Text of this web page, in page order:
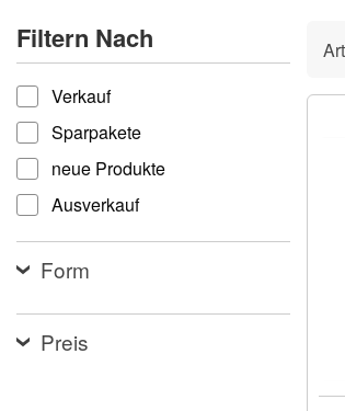
Barrierefreiheitssystem.
Drücken
Sie
Strg-
F11,
um
die
Website
an
Sehbehinderte
anzupassen,
einen
verwenden;
Drücken
Filtern Nach
filtern nach
Verkauf
Sparpakete
neue Produkte
Ausverkauf
Form
Preis